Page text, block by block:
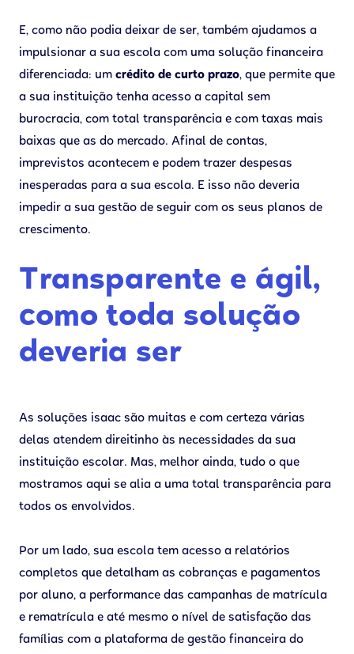
E, como não podia deixar de ser, também ajudamos a
impulsionar a sua escola com uma solução financeira
diferenciada: um crédito de curto prazo, que permite que
a sua instituição tenha acesso a capital sem
burocracia, com total transparência e com taxas mais
baixas que as do mercado. Afinal de contas,
imprevistos acontecem e podem trazer despesas
inesperadas para a sua escola. E isso não deveria
impedir a sua gestão de seguir com os seus planos de
crescimento.
Transparente e ágil,
como toda solução
deveria ser
As soluções isaac são muitas e com certeza várias
delas atendem direitinho às necessidades da sua
instituição escolar. Mas, melhor ainda, tudo o que
mostramos aqui se alia a uma total transparência para
todos os envolvidos.
Por um lado, sua escola tem acesso a relatórios
completos que detalham as cobranças e pagamentos
por aluno, a performance das campanhas de matrícula
e rematrícula e até mesmo o nível de satisfação das
famílias com a plataforma de gestão financeira do